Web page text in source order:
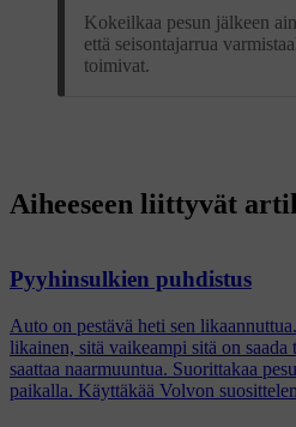
Kokeilkaa pesun jälkeen
että seisontajarrua
toimivat.
Aiheeseen liittyvät
Pyyhinsulkien puhdistus
Auto on pestävä heti sen
likainen, sitä vaikeampi sitä on
saattaa naarmuuntua. Suorittakaa
paikalla. Käyttäkää Volvon